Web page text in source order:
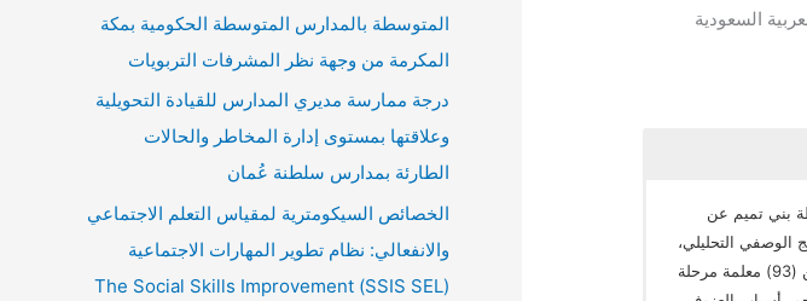
السعودية
بني تميم عن
الوصفي التحليلي،
وتمثلت أداة الدراسة بالاستبانة الإلكترونية، تم توزيعها على عينة عشوائية بسيطة تكونت من (93) معلمة مرحلة
المتوسطة بالمدارس المتوسطة الحكومية بمكة
المكرمة من وجهة نظر المشرفات التربويات
درجة ممارسة مديري المدارس للقيادة التحويلية
وعلاقتها بمستوى إدارة المخاطر والحالات
الطارئة بمدارس سلطنة عُمان
الخصائص السيكومترية لمقياس التعلم الاجتماعي
والانفعالي: نظام تطوير المهارات الاجتماعية
(SSIS SEL) The Social Skills Improvement